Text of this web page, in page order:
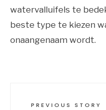
watervalluifels te
beste type te kiezen
onaangenaam wordt.
PREVIOUS STORY